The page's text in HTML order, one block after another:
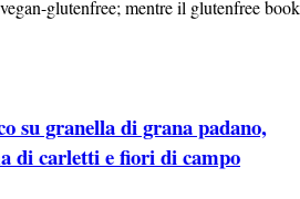
glutenfree; mentre il glutenfree
su granella di grana padano,
di carletti e fiori di campo